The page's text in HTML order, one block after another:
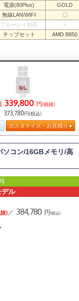
電源(80Plus)
GOLD
無線LAN/WIFI
〇
ブルーレイ対応
×
チップセット AMD B850
339,800 円(税抜)
373,780円(税込)
カスタマイズ・お見積り
コン/16GBメモリ/高
デル
)／ 384,780 円(税込)